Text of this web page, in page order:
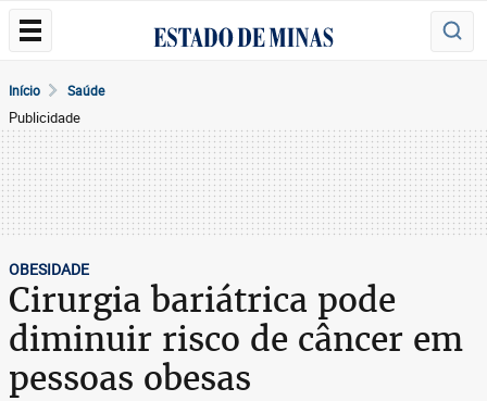
Início Saúde
Publicidade
OBESIDADE
Cirurgia bariátrica pode
diminuir risco de câncer em
pessoas obesas